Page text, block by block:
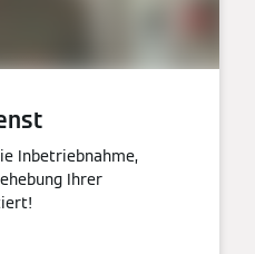
Inbetriebnahme,
Ihrer